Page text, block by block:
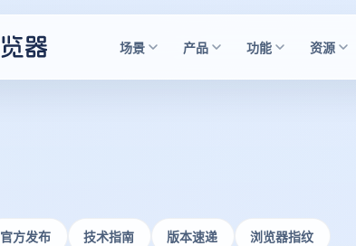
场景 产品 功能 资源
官方发布 技术指南 版本速递 浏览器指纹